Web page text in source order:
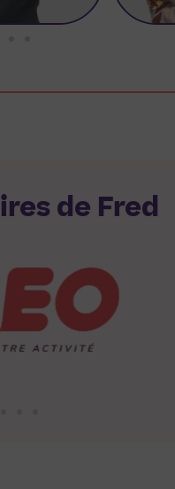
de Fred